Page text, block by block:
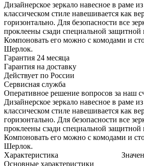
Дизайнерское зеркало навесное в раме
классическом стиле навешивается как
горизонтально. Для безопасности все
проклеены сзади специальной защитной
Компоновать его можно с комодами и
Шерлок.
Гарантия 24 месяца
Гарантия на доставку
Действует по России
Сервисная служба
Оперативное решение вопросов за наш
Дизайнерское зеркало навесное в раме
классическом стиле навешивается как
горизонтально. Для безопасности все
проклеены сзади специальной защитной
Компоновать его можно с комодами и
Шерлок.
Характеристика
Основные характеристики